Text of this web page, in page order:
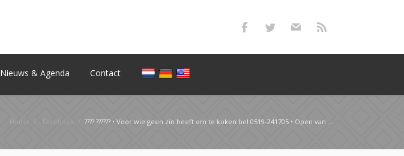
Nieuws & Agenda Contact
Home Facebook ???? ?????? • Voor wie geen zin heeft om te koken bel 0519-241705 • Open van 17:00 -20:00 #diner…